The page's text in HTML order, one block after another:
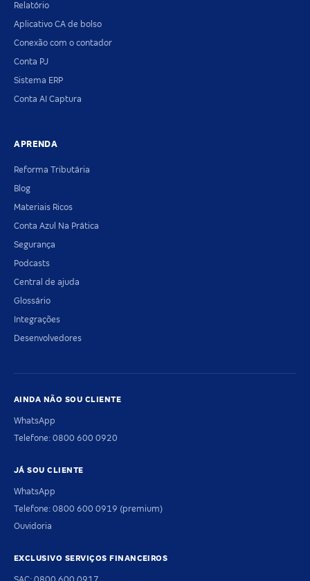
Relatório
Aplicativo CA de bolso
Conexão com o contador
Conta PJ
Sistema ERP
Conta AI Captura
APRENDA
Reforma Tributária
Blog
Materiais Ricos
Conta Azul Na Prática
Segurança
Podcasts
Central de ajuda
Glossário
Integrações
Desenvolvedores
AINDA NÃO SOU CLIENTE
WhatsApp
Telefone: 0800 600 0920
JÁ SOU CLIENTE
WhatsApp
Telefone: 0800 600 0919 (premium)
Ouvidoria
EXCLUSIVO SERVIÇOS FINANCEIROS